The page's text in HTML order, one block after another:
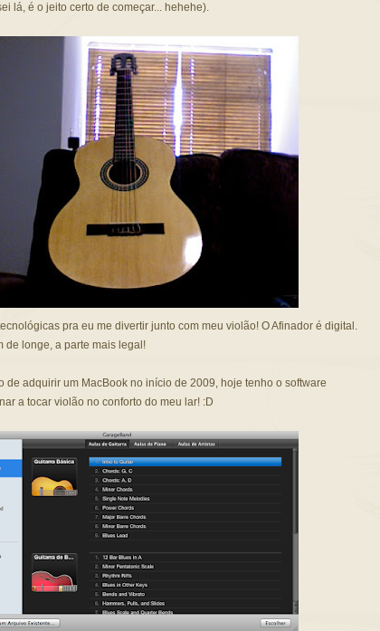
lá, é o jeito certo de começar... hehehe).
pra eu me divertir junto com meu violão! O Afinador é digital.
de longe, a parte mais legal!
de adquirir um MacBook no início de 2009, hoje tenho o software
a tocar violão no conforto do meu lar! :D